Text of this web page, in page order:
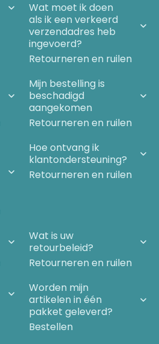
Wat moet ik doen
als ik een verkeerd
verzendadres heb
ingevoerd?
Retourneren en ruilen
Mijn bestelling is
beschadigd
aangekomen
Retourneren en ruilen
Hoe ontvang ik
klantondersteuning?
Retourneren en ruilen
Wat is uw
retourbeleid?
Retourneren en ruilen
Worden mijn
artikelen in één
pakket geleverd?
Bestellen